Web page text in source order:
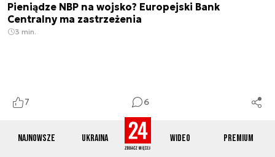
Najnowsze Ukraina Wideo Premium
7 6
Pieniądze NBP na wojsko? Europejski Bank
Centralny ma zastrzeżenia
3 min.